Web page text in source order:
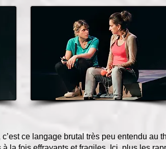
ce langage brutal très peu entendu au